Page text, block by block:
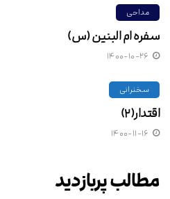
مداحی
سفره ام البنین (س)
۱۴۰۰-۱۰-۲۶
سخنرانی
اقتدار(۲)
۱۴۰۰-۱۱-۱۶
مطالب پربازدید